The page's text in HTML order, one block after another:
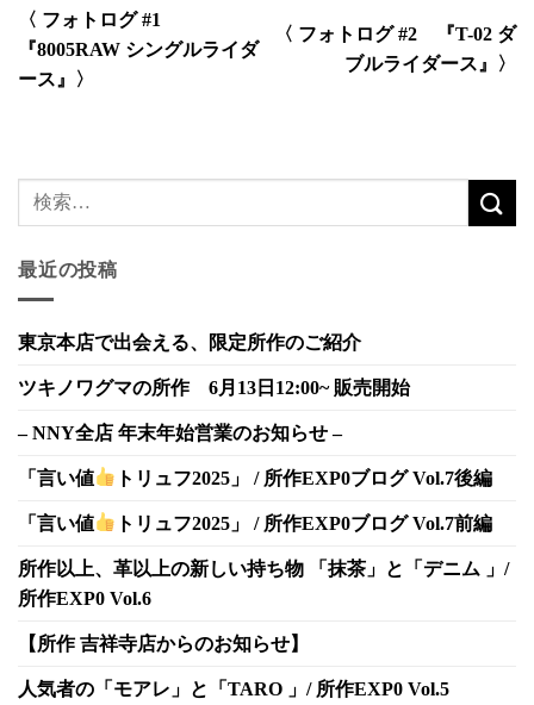
〈 フォトログ #1
『8005RAW シングルライダ
ース』〉
〈 フォトログ #2 『T-02 ダ
ブルライダース』〉
最近の投稿
東京本店で出会える、限定所作のご紹介
ツキノワグマの所作 6月13日12:00~ 販売開始
– NNY全店 年末年始営業のお知らせ –
「言い値 トリュフ2025」 / 所作EXP0ブログ Vol.7後編
「言い値 トリュフ2025」 / 所作EXP0ブログ Vol.7前編
所作以上、革以上の新しい持ち物 「抹茶」と「デニム 」/
所作EXP0 Vol.6
【所作 吉祥寺店からのお知らせ】
人気者の「モアレ」と「TARO 」/ 所作EXP0 Vol.5